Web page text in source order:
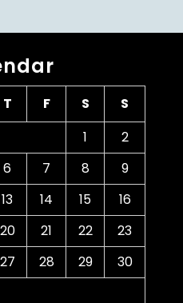
T F S
S
1
2
6 7 8
9
13 14 15
16
20 21 22
23
27 28 29
30